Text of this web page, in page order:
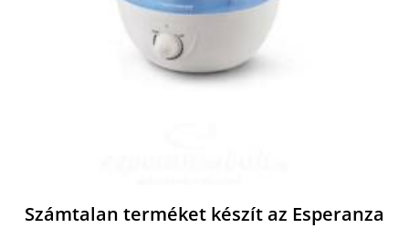
Számtalan terméket készít az Esperanza